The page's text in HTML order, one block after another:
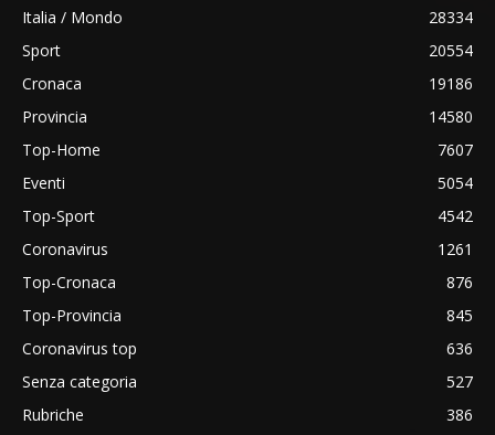
Italia / Mondo
28334
Sport
20554
Cronaca
19186
Provincia
14580
Top-Home
7607
Eventi
5054
Top-Sport
4542
Coronavirus
1261
Top-Cronaca
876
Top-Provincia
845
Coronavirus top
636
Senza categoria
527
Rubriche
386